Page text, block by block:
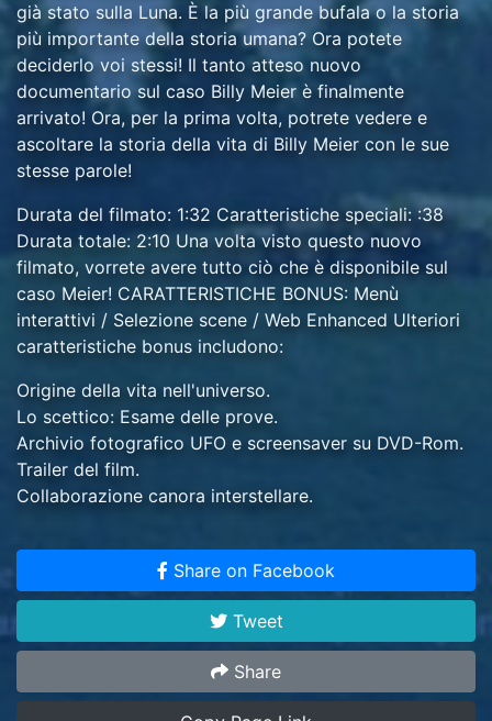
già stato sulla Luna. È la più grande bufala o la storia
più importante della storia umana? Ora potete
deciderlo voi stessi! Il tanto atteso nuovo
documentario sul caso Billy Meier è finalmente
arrivato! Ora, per la prima volta, potrete vedere e
ascoltare la storia della vita di Billy Meier con le sue
stesse parole!
Durata del filmato: 1:32 Caratteristiche speciali: :38
Durata totale: 2:10 Una volta visto questo nuovo
filmato, vorrete avere tutto ciò che è disponibile sul
caso Meier! CARATTERISTICHE BONUS: Menù
interattivi / Selezione scene / Web Enhanced Ulteriori
caratteristiche bonus includono:
Origine della vita nell'universo.
Lo scettico: Esame delle prove.
Archivio fotografico UFO e screensaver su DVD-Rom.
Trailer del film.
Collaborazione canora interstellare.
Share on Facebook
Tweet
Share